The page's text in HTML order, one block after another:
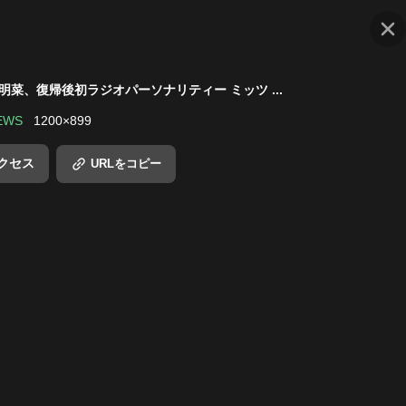
菜、復帰後初ラジオパーソナリティー ミッツ ...
1200×899
セス URLをコピー